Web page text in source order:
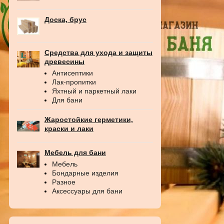
Доска, брус
Средства для ухода и защиты
древесины
Антисептики
Лак-пропитки
Яхтный и паркетный лаки
Для бани
Жаростойкие герметики,
краски и лаки
Мебель для бани
Мебель
Бондарные изделия
Разное
Аксессуары для бани